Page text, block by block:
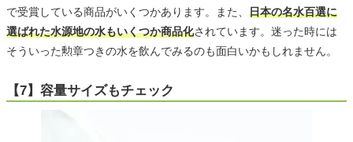
で受賞している商品がいくつかあります。また、 日本の名水百選に
選ばれた水源地の水もいくつか商品化されています。迷った時には
そういった勲章つきの水を飲んでみるのも面白いかもしれません。
【7】容量サイズもチェック